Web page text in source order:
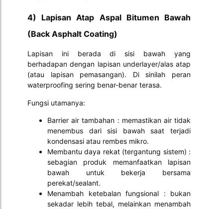
4) Lapisan Atap Aspal Bitumen Bawah
(Back Asphalt Coating)
Lapisan ini berada di sisi bawah yang
berhadapan dengan lapisan underlayer/alas atap
(atau lapisan pemasangan). Di sinilah peran
waterproofing sering benar-benar terasa.
Fungsi utamanya:
Barrier air tambahan : memastikan air tidak
menembus dari sisi bawah saat terjadi
kondensasi atau rembes mikro.
Membantu daya rekat (tergantung sistem) :
sebagian produk memanfaatkan lapisan
bawah untuk bekerja bersama
perekat/sealant.
Menambah ketebalan fungsional : bukan
sekadar lebih tebal, melainkan menambah